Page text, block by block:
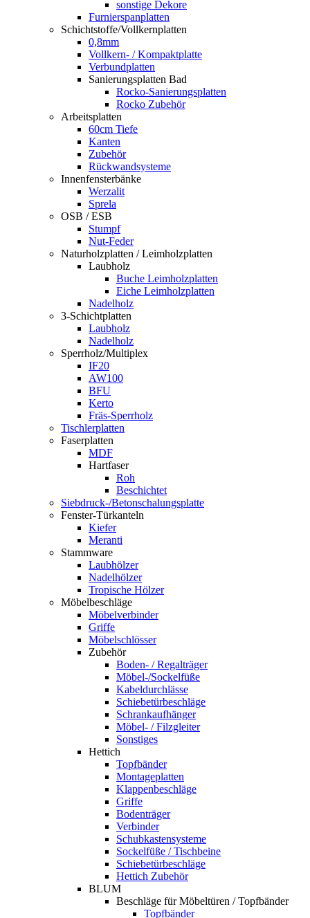
sonstige Dekore
Furnierspanplatten
Schichtstoffe/Vollkernplatten
0,8mm
Vollkern- / Kompaktplatte
Verbundplatten
Sanierungsplatten Bad
Rocko-Sanierungsplatten
Rocko Zubehör
Arbeitsplatten
60cm Tiefe
Kanten
Zubehör
Rückwandsysteme
Innenfensterbänke
Werzalit
Sprela
OSB / ESB
Stumpf
Nut-Feder
Naturholzplatten / Leimholzplatten
Laubholz
Buche Leimholzplatten
Eiche Leimholzplatten
Nadelholz
3-Schichtplatten
Laubholz
Nadelholz
Sperrholz/Multiplex
IF20
AW100
BFU
Kerto
Fräs-Sperrholz
Tischlerplatten
Faserplatten
MDF
Hartfaser
Roh
Beschichtet
Siebdruck-/Betonschalungsplatte
Fenster-Türkanteln
Kiefer
Meranti
Stammware
Laubhölzer
Nadelhölzer
Tropische Hölzer
Möbelbeschläge
Möbelverbinder
Griffe
Möbelschlösser
Zubehör
Boden- / Regalträger
Möbel-/Sockelfüße
Kabeldurchlässe
Schiebetürbeschläge
Schrankaufhänger
Möbel- / Filzgleiter
Sonstiges
Hettich
Topfbänder
Montageplatten
Klappenbeschläge
Griffe
Bodenträger
Verbinder
Schubkastensysteme
Sockelfüße / Tischbeine
Schiebetürbeschläge
Hettich Zubehör
BLUM
Beschläge für Möbeltüren / Topfbänder
Topfbänder